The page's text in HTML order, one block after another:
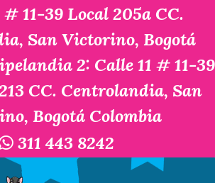
# 11-39 Local 205a CC.
San Victorino, Bogotá
2: Calle 11 # 11-39
CC. Centrolandia, San
Bogotá Colombia
311 443 8242